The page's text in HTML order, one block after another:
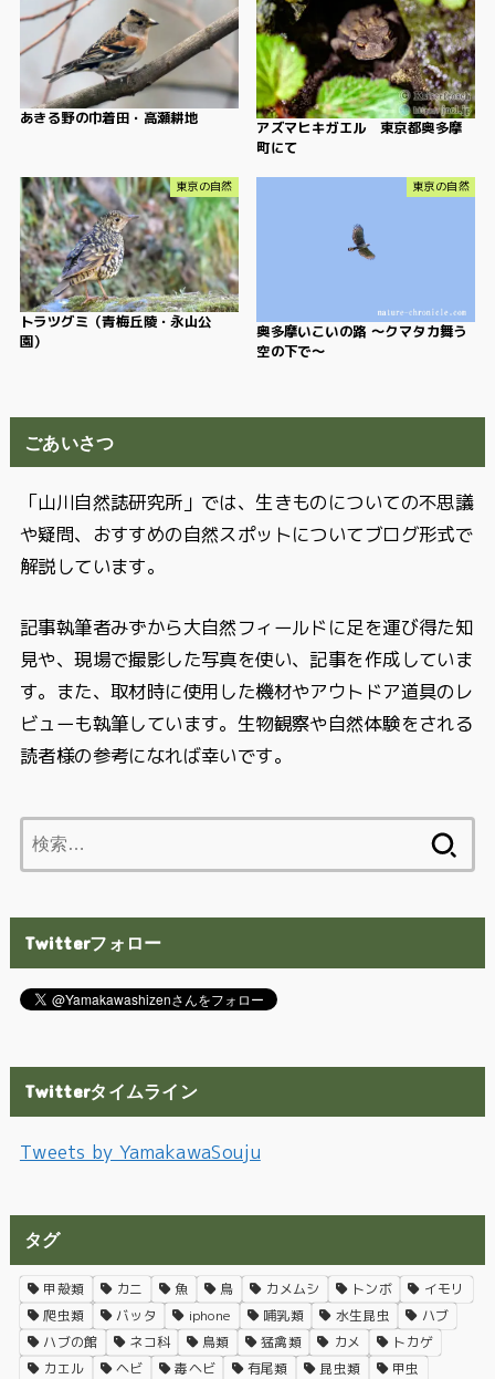
あきる野の巾着田・高瀬耕地
アズマヒキガエル 東京都奥多摩
町にて
東京の自然
トラツグミ（青梅丘陵・永山公
園）
東京の自然
奥多摩いこいの路 〜クマタカ舞う
空の下で〜
ごあいさつ
「山川自然誌研究所」では、生きものについての不思議
や疑問、おすすめの自然スポットについてブログ形式で
解説しています。
記事執筆者みずから大自然フィールドに足を運び得た知
見や、現場で撮影した写真を使い、記事を作成していま
す。また、取材時に使用した機材やアウトドア道具のレ
ビューも執筆しています。生物観察や自然体験をされる
読者様の参考になれば幸いです。
索:
Twitterフォロー
Twitterタイムライン
Tweets by YamakawaSouju
タグ
甲殻類 カニ 魚 鳥 カメムシ トンボ
イモリ
爬虫類
バッタ iphone 哺乳類 水生昆虫
ハブ
ハブの館
ネコ科 鳥類 猛禽類 カメ
トカゲ
カエル
ヘビ 毒ヘビ 有尾類 昆虫類
甲虫